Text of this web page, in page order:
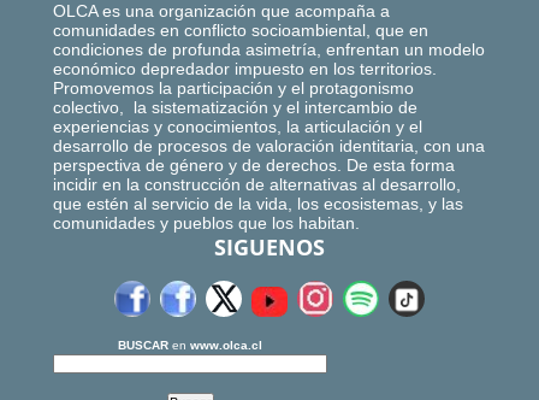
OLCA es una organización que acompaña a
comunidades en conflicto socioambiental, que en
condiciones de profunda asimetría, enfrentan un modelo
económico depredador impuesto en los territorios.
Promovemos la participación y el protagonismo
colectivo, la sistematización y el intercambio de
experiencias y conocimientos, la articulación y el
desarrollo de procesos de valoración identitaria, con una
perspectiva de género y de derechos. De esta forma
incidir en la construcción de alternativas al desarrollo,
que estén al servicio de la vida, los ecosistemas, y las
comunidades y pueblos que los habitan.
SIGUENOS
BUSCAR en www.olca.cl